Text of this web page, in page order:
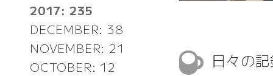
2017: 235
DECEMBER: 38
NOVEMBER: 21
OCTOBER: 12
日々の